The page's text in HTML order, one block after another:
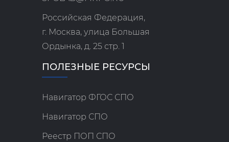
Российская Федерация,
г. Москва, улица Большая
Ордынка, д. 25 стр. 1
ПОЛЕЗНЫЕ РЕСУРСЫ
Навигатор ФГОС СПО
Навигатор СПО
Реестр ПОП СПО